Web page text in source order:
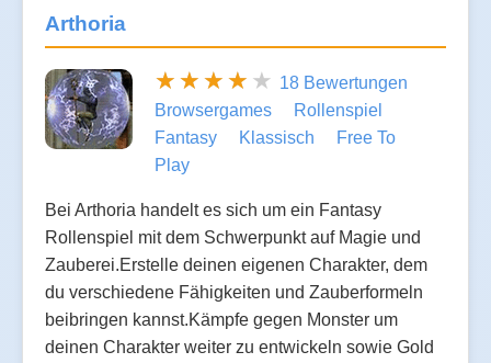
Arthoria
18 Bewertungen
Browsergames
Rollenspiel
Fantasy
Klassisch
Free To
Play
Bei Arthoria handelt es sich um ein Fantasy
Rollenspiel mit dem Schwerpunkt auf Magie und
Zauberei.Erstelle deinen eigenen Charakter, dem
du verschiedene Fähigkeiten und Zauberformeln
beibringen kannst.Kämpfe gegen Monster um
deinen Charakter weiter zu entwickeln sowie Gold